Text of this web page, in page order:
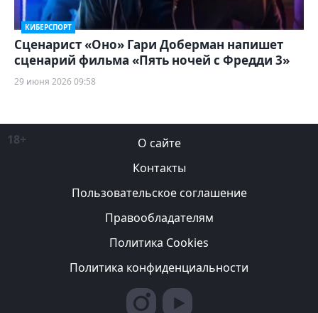
КИБЕРСПОРТ
Сценарист «Оно» Гари Доберман напишет
сценарий фильма «Пять ночей с Фредди 3»
29 июня 2026 09:58
18+
О сайте
Контакты
Пользовательское соглашение
Правообладателям
Политика Cookies
Политика конфиденциальности